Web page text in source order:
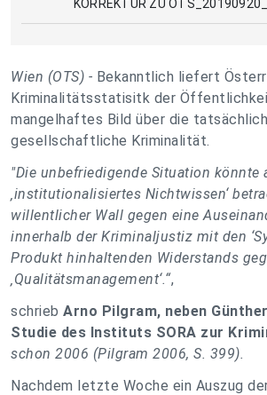
KORREKTUR ZU
Wien (OTS) - Bekanntlich liefert
Kriminalitätsstatisitk der
mangelhaftes Bild über die
gesellschaftliche Kriminalität.
"Die unbefriedigende Situation könnte
‚institutionalisiertes Nichtwissen‘
willentlicher Wall gegen eine
innerhalb der Kriminaljustiz mit den
Produkt hinhaltenden Widerstands
‚Qualitätsmanagement‘.“,
schrieb Arno Pilgram, neben
Studie des Instituts SORA zur
schon 2006 (Pilgram 2006, S. 399).
Nachdem letzte Woche ein Auszug